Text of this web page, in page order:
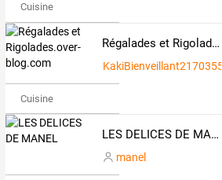
Cuisine
Régalades et Rigolades.over-blog.com
KakiBienveillant2170355
Cuisine
LES DELICES DE MANEL
manel